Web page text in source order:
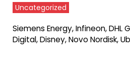
Uncategorized
Siemens Energy, Infineon, DHL
Digital, Disney, Novo Nordisk,